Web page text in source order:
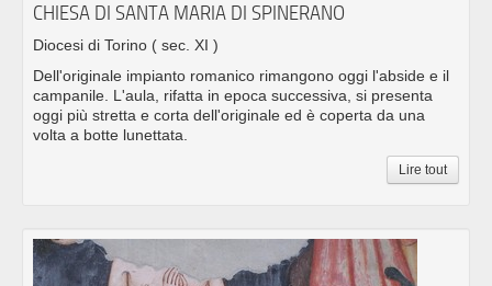
CHIESA DI SANTA MARIA DI SPINERANO
Diocesi di Torino ( sec. XI )
Dell'originale impianto romanico rimangono oggi l'abside e il
campanile. L'aula, rifatta in epoca successiva, si presenta
oggi più stretta e corta dell'originale ed è coperta da una
volta a botte lunettata.
Lire tout